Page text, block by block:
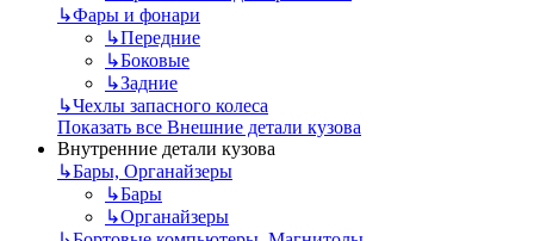
↳Фары и фонари
↳Передние
↳Боковые
↳Задние
↳Чехлы запасного колеса
Показать все Внешние детали кузова
Внутренние детали кузова
↳Бары, Органайзеры
↳Бары
↳Органайзеры